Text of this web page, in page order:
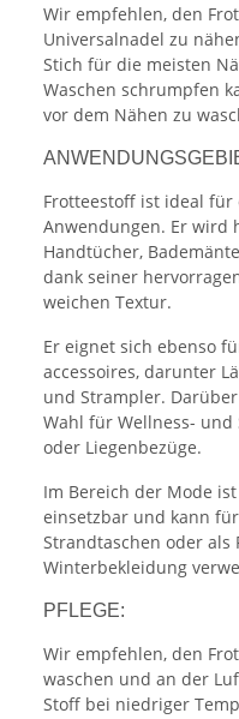
Wir empfehlen, den
Universalnadel zu
Stich für die meisten
Waschen schrumpfen
vor dem Nähen zu
Frotteestoff ist ideal für
Anwendungen. Er wird
Handtücher,
dank seiner
weichen Textur.
Er eignet sich ebenso
accessoires, darunter
und Strampler.
Wahl für Wellness- und
oder Liegenbezüge.
Im Bereich der Mode
einsetzbar und kann
Strandtaschen oder
Winterbekleidung
PFLEGE:
Wir empfehlen, den
waschen und an der
Stoff bei niedriger